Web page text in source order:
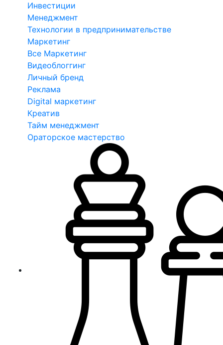
Инвестиции
Менеджмент
Технологии в предпринимательстве
Маркетинг
Все Маркетинг
Видеоблоггинг
Личный бренд
Реклама
Digital маркетинг
Креатив
Тайм менеджмент
Ораторское мастерство